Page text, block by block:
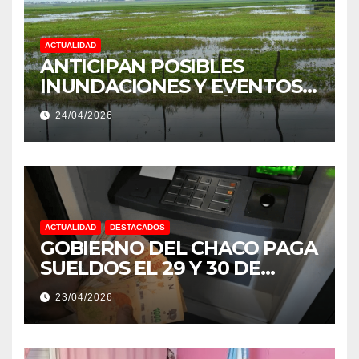
ACTUALIDAD
ANTICIPAN POSIBLES
INUNDACIONES Y EVENTOS
EXTREMOS: “PODRÍA SER UN
NIÑO MUY IMPORTANTE”
24/04/2026
ACTUALIDAD DESTACADOS
GOBIERNO DEL CHACO PAGA
SUELDOS EL 29 Y 30 DE
ABRIL, CON EL 2% DE
AUMENTO
23/04/2026